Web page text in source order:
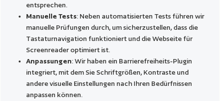
entsprechen.
Manuelle Tests: Neben automatisierten Tests führen wir
manuelle Prüfungen durch, um sicherzustellen, dass die
Tastaturnavigation funktioniert und die Webseite für
Screenreader optimiert ist.
Anpassungen: Wir haben ein Barrierefreiheits-Plugin
integriert, mit dem Sie Schriftgrößen, Kontraste und
andere visuelle Einstellungen nach Ihren Bedürfnissen
anpassen können.